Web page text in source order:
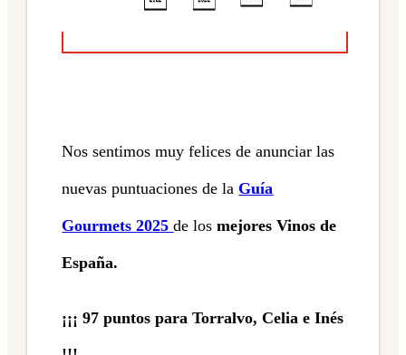
Nos sentimos muy felices de anunciar las
nuevas puntuaciones de la Guía
Gourmets 2025de losmejores Vinos de
España.
¡¡¡ 97 puntos para Torralvo, Celia e Inés